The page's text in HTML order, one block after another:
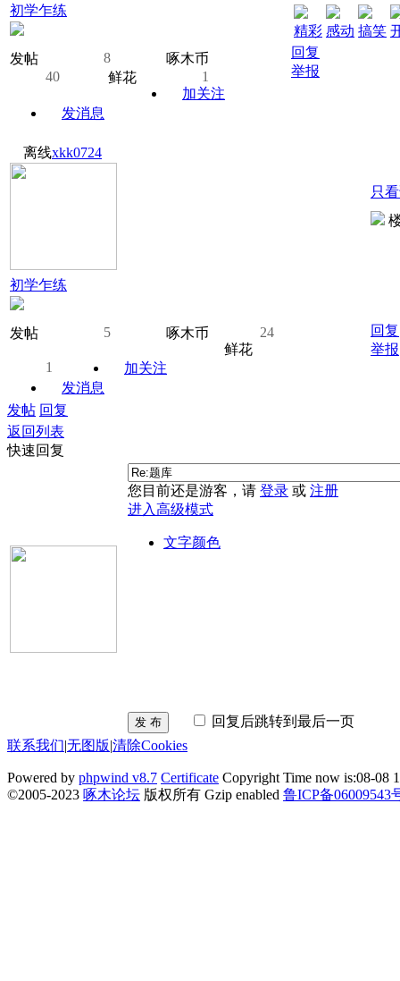
初学乍练
发帖 8
啄木币
40
鲜花
1
加关注
发消息
精彩 感动 搞笑
回复
举报
离线xkk0724
初学乍练
发帖 5 啄木币
24
鲜花
1
加关注
发消息
只
回复
举报
发帖 回复
返回列表
快速回复
您目前还是游客，请 登录 或 注册
进入高级模式
文字颜色
发 布
回复后跳转到最后一页
联系我们|无图版|清除Cookies
Powered by phpwind v8.7 Certificate Copyright Time now is:08-08
©2005-2023 啄木论坛 版权所有 Gzip enabled 鲁ICP备06009543